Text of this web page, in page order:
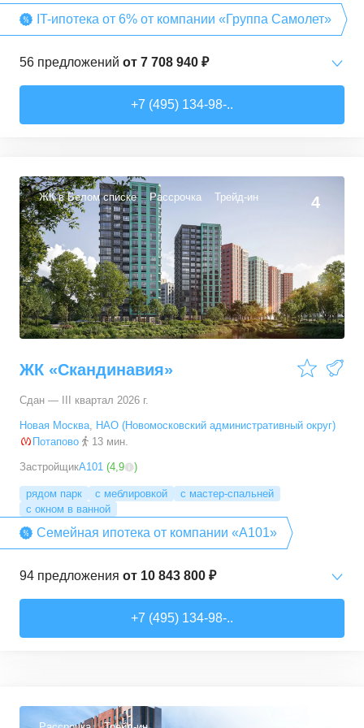
IT-ипотека от 6% от компании «Группа Самолет»
56 предложений от 7 708 940 ₽
34,71–49,54м² 22 предложения
2-комн. кв.
50,6–60,29
3-комн. кв. от16 491 230 ₽
74,3–94,8м² 22 предложения
+7 (495) 134-98-..
ЖК в Белом списке Рассрочка Трейд-ин 4
ЖК «Скандинавия»
Сдан — III квартал 2026 г.
Новая Москва, НАО (Новомосковский административный округ)
Потапово
13 мин.
ЗастройщикА101 (4,9 )
рядом парк с меблировкой
с мастер-спальней
с окном в ванной
Семейная ипотека от компании «А101»
94 предложения от 10 843 800 ₽
+7 (495) 134-98-..